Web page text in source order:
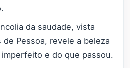
da saudade, vista
de Pessoa, revele a beleza
e do que passou.